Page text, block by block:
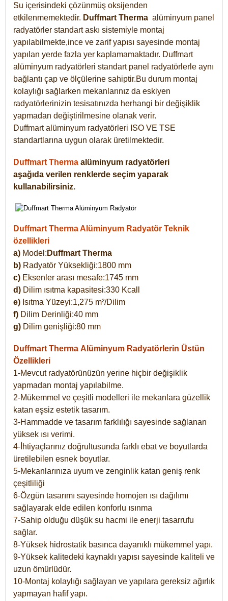
Su içerisindeki çözünmüş oksijenden
etkilenmemektedir. Duffmart Therma alüminyum panel
radyatörler standart askı sistemiyle montaj
yapılabilmekte,ince ve zarif yapısı sayesinde montaj
yapılan yerde fazla yer kaplamamaktadır. Duffmart
alüminyum radyatörleri standart panel radyatörlerle aynı
bağlantı çap ve ölçülerine sahiptir.Bu durum montaj
kolaylığı sağlarken mekanlarınız da eskiyen
radyatörlerinizin tesisatınızda herhangi bir değişiklik
yapmadan değiştirilmesine olanak verir.
Duffmart alüminyum radyatörleri ISO VE TSE
standartlarına uygun olarak üretilmektedir.
Duffmart Therma alüminyum radyatörleri
aşağıda verilen renklerde seçim yaparak
kullanabilirsiniz.
Duffmart Therma Alüminyum Radyatör Teknik
özellikleri
a) Model: Duffmart Therma
b) Radyatör Yüksekliği:1800 mm
c) Eksenler arası mesafe:1745 mm
d) Dilim ısıtma kapasitesi:330 Kcall
e) Isıtma Yüzeyi:1,275 m²/Dilim
f) Dilim Derinliği:40 mm
g) Dilim genişliği:80 mm
Duffmart Therma Alüminyum Radyatörlerin Üstün
Özellikleri
1-Mevcut radyatörünüzün yerine hiçbir değişiklik
yapmadan montaj yapılabilme.
2-Mükemmel ve çeşitli modelleri ile mekanlara güzellik
katan eşsiz estetik tasarım.
3-Hammadde ve tasarım farklılığı sayesinde sağlanan
yüksek ısı verimi.
4-İhtiyaçlarınız doğrultusunda farklı ebat ve boyutlarda
üretilebilen esnek boyutlar.
5-Mekanlarınıza uyum ve zenginlik katan geniş renk
çeşitliliği
6-Özgün tasarımı sayesinde homojen ısı dağılımı
sağlayarak elde edilen konforlu ısınma
7-Sahip olduğu düşük su hacmi ile enerji tasarrufu
sağlar.
8-Yüksek hidrostatik basınca dayanıklı mükemmel yapı.
9-Yüksek kalitedeki kaynaklı yapısı sayesinde kaliteli ve
uzun ömürlüdür.
10-Montaj kolaylığı sağlayan ve yapılara gereksiz ağırlık
yapmayan hafif yapı.